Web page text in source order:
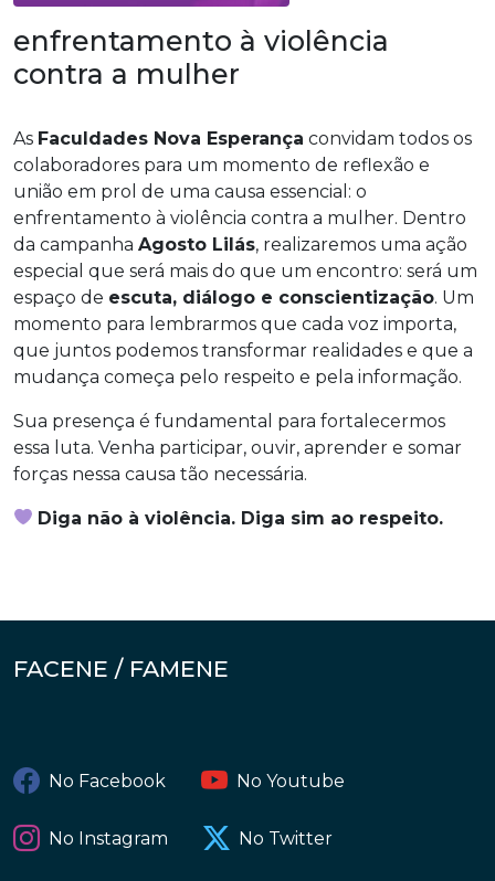
enfrentamento à violência
contra a mulher
As Faculdades Nova Esperança convidam todos os
colaboradores para um momento de reflexão e
união em prol de uma causa essencial: o
enfrentamento à violência contra a mulher. Dentro
da campanha Agosto Lilás, realizaremos uma ação
especial que será mais do que um encontro: será um
espaço de escuta, diálogo e conscientização. Um
momento para lembrarmos que cada voz importa,
que juntos podemos transformar realidades e que a
mudança começa pelo respeito e pela informação.
Sua presença é fundamental para fortalecermos
essa luta. Venha participar, ouvir, aprender e somar
forças nessa causa tão necessária.
Diga não à violência. Diga sim ao respeito.
FACENE / FAMENE
No Facebook No Youtube
No Instagram No Twitter